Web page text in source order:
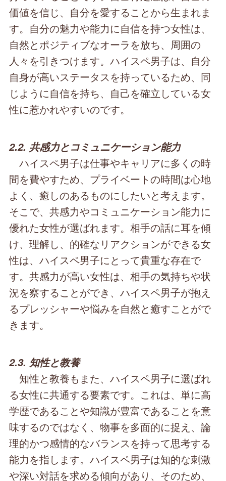
価値を信じ、自分を愛することから生まれま
す。自分の魅力や能力に自信を持つ女性は、
自然とポジティブなオーラを放ち、周囲の
人々を引きつけます。ハイスペ男子は、自分
自身が高いステータスを持っているため、同
じように自信を持ち、自己を確立している女
性に惹かれやすいのです。
2.2. 共感力とコミュニケーション能力
ハイスペ男子は仕事やキャリアに多くの時
間を費やすため、プライベートの時間は心地
よく、癒しのあるものにしたいと考えます。
そこで、共感力やコミュニケーション能力に
優れた女性が選ばれます。相手の話に耳を傾
け、理解し、的確なリアクションができる女
性は、ハイスペ男子にとって貴重な存在で
す。共感力が高い女性は、相手の気持ちや状
況を察することができ、ハイスペ男子が抱え
るプレッシャーや悩みを自然と癒すことがで
きます。
2.3. 知性と教養
知性と教養もまた、ハイスペ男子に選ばれ
る女性に共通する要素です。これは、単に高
学歴であることや知識が豊富であることを意
味するのではなく、物事を多面的に捉え、論
理的かつ感情的なバランスを持って思考する
能力を指します。ハイスペ男子は知的な刺激
や深い対話を求める傾向があり、そのため、